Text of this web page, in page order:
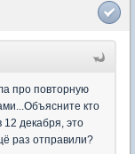
про повторную
кто
12 декабря, это
раз отправили?